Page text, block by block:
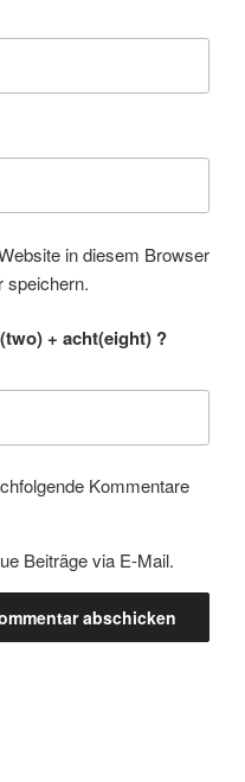
in diesem Browser
speichern.
+ acht(eight) ?
Kommentare
Beiträge via E-Mail.